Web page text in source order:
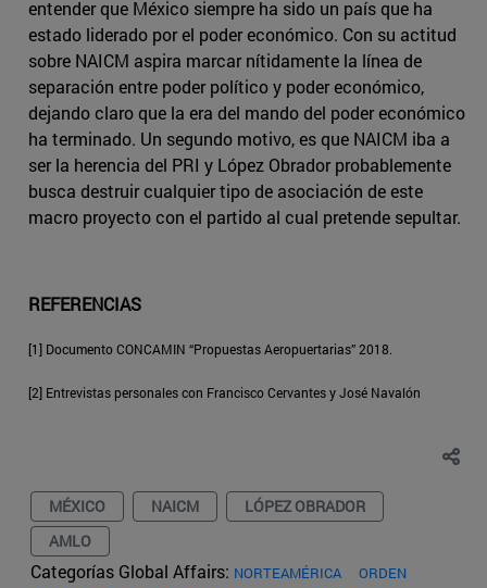
entender que México siempre ha sido un país que ha
estado liderado por el poder económico. Con su actitud
sobre NAICM aspira marcar nítidamente la línea de
separación entre poder político y poder económico,
dejando claro que la era del mando del poder económico
ha terminado. Un segundo motivo, es que NAICM iba a
ser la herencia del PRI y López Obrador probablemente
busca destruir cualquier tipo de asociación de este
macro proyecto con el partido al cual pretende sepultar.
REFERENCIAS
[1] Documento CONCAMIN “Propuestas Aeropuertarias” 2018.
[2] Entrevistas personales con Francisco Cervantes y José Navalón
MÉXICO NAICM
LÓPEZ OBRADOR
AMLO
Categorías Global Affairs: NORTEAMÉRICA
ORDEN